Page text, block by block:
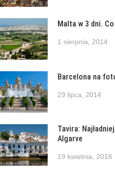
Malta w 3 dni.
1 sierpnia, 2014
Barcelona na
29 lipca, 2014
Tavira:
Algarve
19 kwietnia, 2018